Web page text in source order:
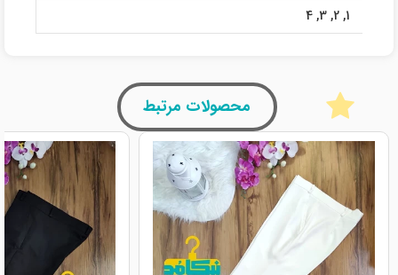
1
,
2
,
3
,
4
محصولات مرتبط